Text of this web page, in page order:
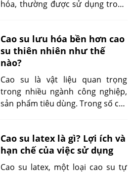
hóa, thường được sử dụng trong
tính cơ bản cao su thô, nhưng có
những ưu, nhược điểm riêng biệt.
Hiểu rõ cao su chưa lưu hóa giúp
lựa chọn chính xác cho ứng dụng
cụ thể.
Cao su lưu hóa bền hơn cao
su thiên nhiên như thế
nào?
Cao su là vật liệu quan trọng
trong nhiều ngành công nghiệp,
sản phẩm tiêu dùng. Trong số các
thiên nhiên. Quá trình lưu hóa
không chỉ cải thiện các thuộc tính
cơ học mà còn nâng cao khả năng
Cao su latex là gì? Lợi ích và
hạn chế của việc sử dụng
Cao su latex, một loại cao su tự